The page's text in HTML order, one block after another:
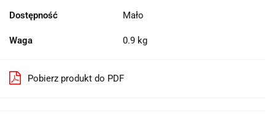
Dostępność Mało
Waga 0.9 kg
Pobierz produkt do PDF